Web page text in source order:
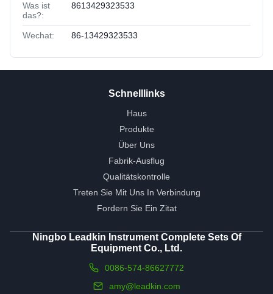
Was ist
das?:
8613429323533
Wechat: 86-13429323533
Schnelllinks
Haus
Produkte
Über Uns
Fabrik-Ausflug
Qualitätskontrolle
Treten Sie Mit Uns In Verbindung
Fordern Sie Ein Zitat
Ningbo Leadkin Instrument Complete Sets Of
Equipment Co., Ltd.
0086-574-86627772
amy@leadkin.com